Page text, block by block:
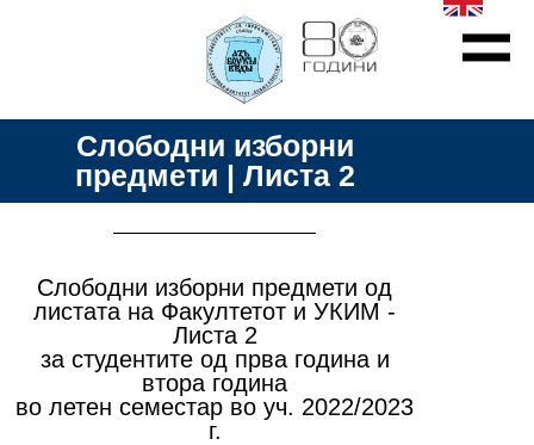
Слободни изборни
предмети | Листа 2
Слободни изборни предмети од
листата на Факултетот и УКИМ -
Листа 2
за студентите од прва година и
втора година
во летен семестар во уч. 2022/2023
г.